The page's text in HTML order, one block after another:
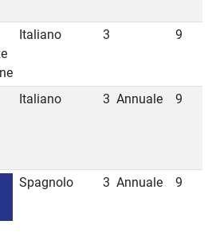
Italiano 3 9
Italiano 3 Annuale 9
Spagnolo 3 Annuale 9